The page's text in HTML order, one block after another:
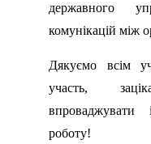
державного
комунікацій між
Дякуємо всім
участь,
роботу!